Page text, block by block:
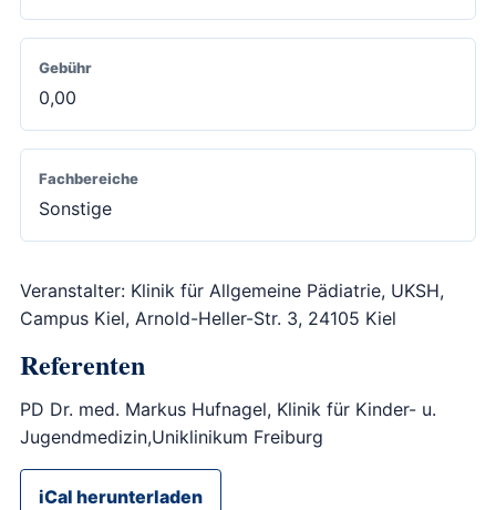
Gebühr
0,00
Fachbereiche
Sonstige
Veranstalter: Klinik für Allgemeine Pädiatrie, UKSH,
Campus Kiel, Arnold-Heller-Str. 3, 24105 Kiel
Referenten
PD Dr. med. Markus Hufnagel, Klinik für Kinder- u.
Jugendmedizin,Uniklinikum Freiburg
iCal herunterladen